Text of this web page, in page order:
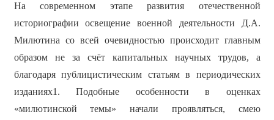
На современном этапе развития отечественной
историографии освещение военной деятельности Д.А.
Милютина со всей очевидностью происходит главным
образом не за счёт капитальных научных трудов, а
благодаря публицистическим статьям в периодических
изданиях1. Подобные особенности в оценках
«милютинской темы» начали проявляться, смею